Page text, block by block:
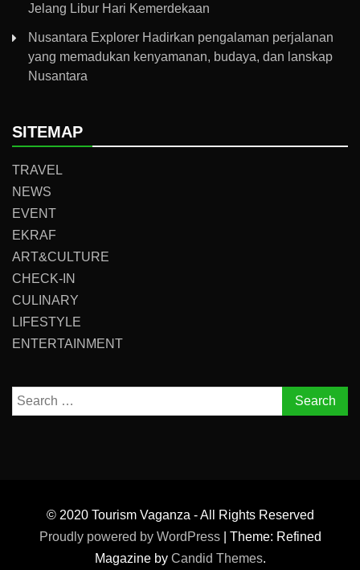
Jelang Libur Hari Kemerdekaan
Nusantara Explorer Hadirkan pengalaman perjalanan
yang memadukan kenyamanan, budaya, dan lanskap
Nusantara
SITEMAP
TRAVEL
NEWS
EVENT
EKRAF
ART&CULTURE
CHECK-IN
CULINARY
LIFESTYLE
ENTERTAINMENT
Search
for:
© 2020 Tourism Vaganza - All Rights Reserved
Proudly powered by WordPress
Theme: Refined
Magazine by Candid Themes.